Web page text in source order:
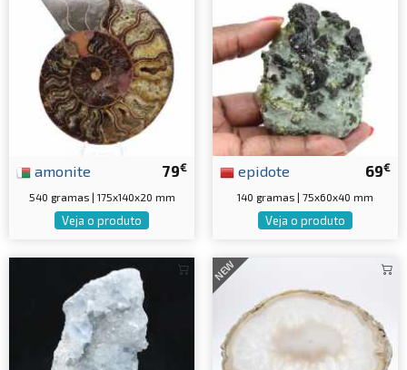
79€
amonite
540 gramas | 175x140x20 mm
Veja o produto
69€
epidote
140 gramas | 75x60x40 mm
Veja o produto
NEW